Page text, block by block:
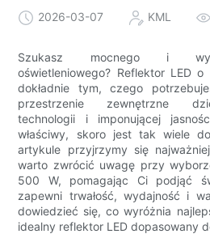
2026-03-07 KML
Szukasz mocnego i
oświetleniowego? Reflektor LED
dokładnie tym, czego
przestrzenie zewnętrzne
technologii i imponującej
właściwy, skoro jest tak wiele
artykule przyjrzymy się
warto zwrócić uwagę przy
500 W, pomagając Ci podjąć
zapewni trwałość, wydajność i
dowiedzieć się, co wyróżnia
idealny reflektor LED dopasowany